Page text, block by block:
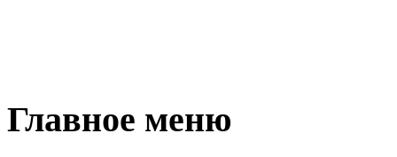
Главное меню